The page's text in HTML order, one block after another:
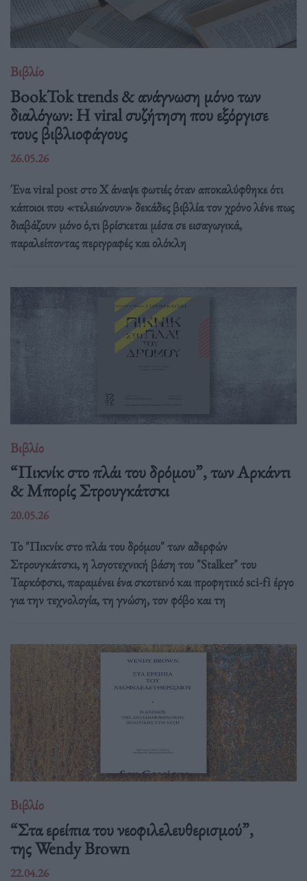
Βιβλίο
BookTok trends & ανάγνωση μόνο των
διαλόγων: Η viral συζήτηση που εξόργισε
τους βιβλιοφάγους
26.05.26
Ένα viral post στο X άναψε φωτιές όταν αποκαλύφθηκε ότι
κάποιοι που «τελειώνουν» δεκάδες βιβλία τον χρόνο λένε πως
διαβάζουν μόνο ό,τι βρίσκεται μέσα σε εισαγωγικά,
παραλείποντας περιγραφές και ολόκλη
Βιβλίο
“Πικνίκ στο πλάι του δρόμου”, των Αρκάντι
& Μπορίς Στρουγκάτσκι
20.05.26
Το "Πικνίκ στο πλάι του δρόμου" των αδερφών
Στρουγκάτσκι, η λογοτεχνική βάση του "Stalker" του
Ταρκόφσκι, παραμένει ένα σκοτεινό και προφητικό sci-fi έργο
για την τεχνολογία, τη γνώση, τον φόβο και τη
Βιβλίο
“Στα ερείπια του νεοφιλελευθερισμού”,
της Wendy Brown
22.04.26